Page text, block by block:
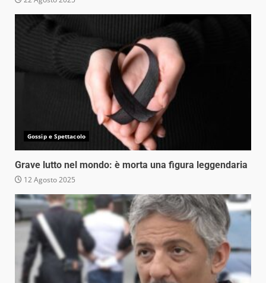
Gossip e Spettacolo
Grave lutto nel mondo: è morta una figura leggendaria
12 Agosto 2025